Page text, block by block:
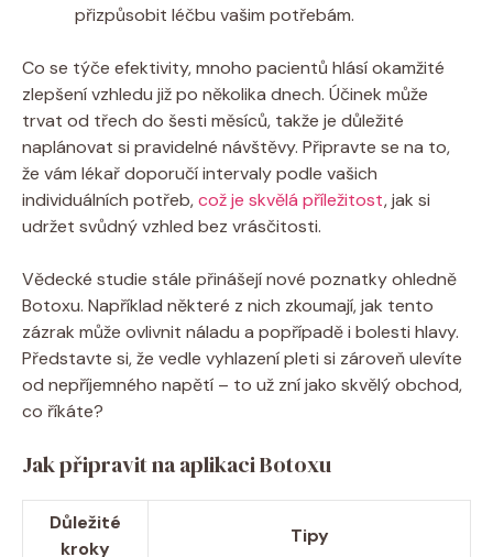
přizpůsobit léčbu vašim potřebám.
Co se týče efektivity, mnoho pacientů hlásí okamžité
zlepšení vzhledu již po několika dnech. Účinek může
trvat od třech do šesti měsíců, takže je důležité
naplánovat si pravidelné návštěvy. Připravte se na to,
že vám lékař doporučí intervaly podle vašich
individuálních potřeb,což je skvělá příležitost, jak si
udržet svůdný vzhled bez vrásčitosti.
Vědecké studie stále přinášejí nové poznatky ohledně
Botoxu. Například některé z nich zkoumají, jak tento
zázrak může ovlivnit náladu a popřípadě i bolesti hlavy.
Představte si, že vedle vyhlazení pleti si zároveň ulevíte
od nepříjemného napětí – to už zní jako skvělý obchod,
co říkáte?
Jak připravit na aplikaci Botoxu
Důležité
kroky
Tipy